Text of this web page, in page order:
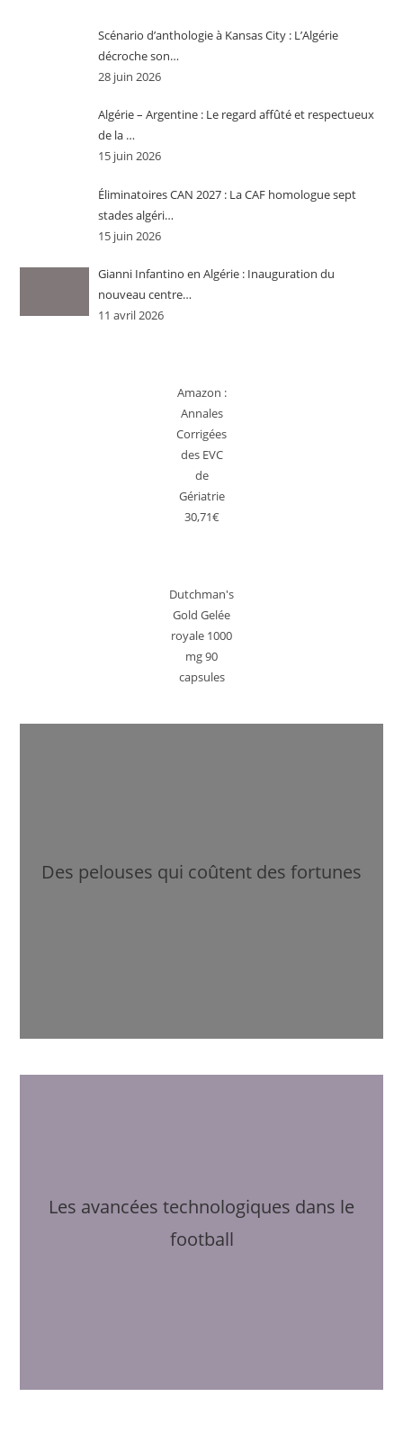
Scénario d’anthologie à Kansas City : L’Algérie
décroche son…
28 juin 2026
Algérie – Argentine : Le regard affûté et respectueux
de la …
15 juin 2026
Éliminatoires CAN 2027 : La CAF homologue sept
stades algéri…
15 juin 2026
Gianni Infantino en Algérie : Inauguration du
nouveau centre…
11 avril 2026
Amazon :
Annales
Corrigées
des EVC
de
Gériatrie
30,71€
Dutchman's
Gold Gelée
royale 1000
mg 90
capsules
Des pelouses qui coûtent des fortunes
Les avancées technologiques dans le
football